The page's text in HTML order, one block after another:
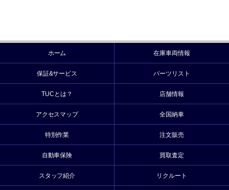
ホーム 在庫車両情報
保証&サービス パーツリスト
TUCとは？ 店舗情報
アクセスマップ 全国納車
特別作業 注文販売
自動車保険 買取査定
スタッフ紹介 リクルート